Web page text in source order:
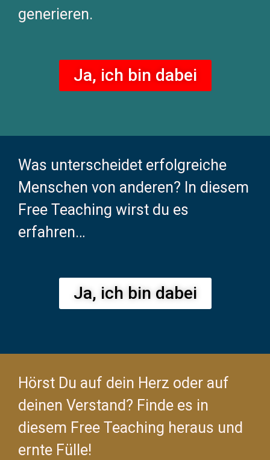
generieren.
Ja, ich bin dabei
Was unterscheidet erfolgreiche
Menschen von anderen? In diesem
Free Teaching wirst du es
erfahren…
Ja, ich bin dabei
Hörst Du auf dein Herz oder auf
deinen Verstand? Finde es in
diesem Free Teaching heraus und
ernte Fülle!